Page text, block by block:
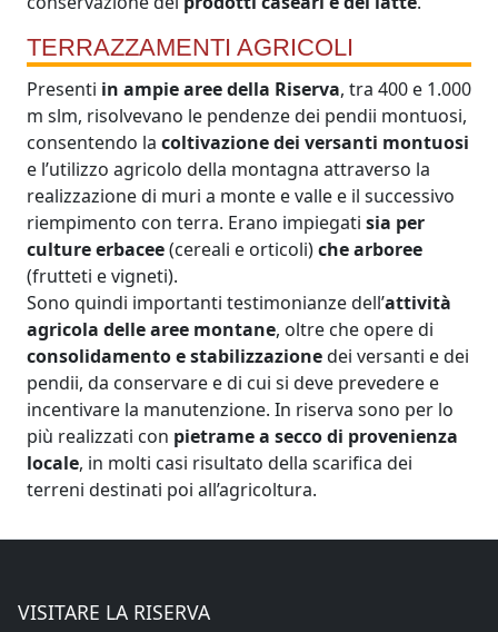
TERRAZZAMENTI AGRICOLI
Presenti in ampie aree della Riserva, tra 400 e 1.000
m slm, risolvevano le pendenze dei pendii montuosi,
consentendo la coltivazione dei versanti montuosi
e l’utilizzo agricolo della montagna attraverso la
realizzazione di muri a monte e valle e il successivo
riempimento con terra. Erano impiegati sia per
culture erbacee(cereali e orticoli)che arboree
(frutteti e vigneti).
Sono quindi importanti testimonianze dell’attività
agricola delle aree montane, oltre che opere di
consolidamento e stabilizzazionedei versanti e dei
pendii, da conservare e di cui si deve prevedere e
incentivare la manutenzione. In riserva sono per lo
più realizzati con pietrame a secco di provenienza
locale, in molti casi risultato della scarifica dei
terreni destinati poi all’agricoltura.
VISITARE LA RISERVA